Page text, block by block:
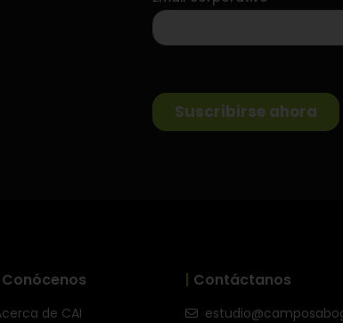
Conócenos
de CAI
| Contáctanos